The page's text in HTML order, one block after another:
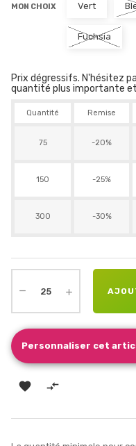
MON CHOIX Vert
Fuchsia
Prix dégressifs. N'hésitez
quantité plus importante et
Quantité Remise
75 -20%
150 -25%
300 -30%
Personnaliser cet
 